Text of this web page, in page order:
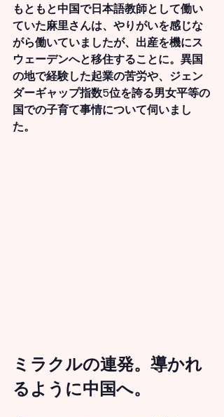
もともと中国で日本語教師として働い
ていた麻里さんは、やりがいを感じな
がら働いていましたが、出産を機にス
ウェーデンへと移住することに。異国
の地で経験した起業の苦労や、ジェン
ダーギャップ指数5位を誇る男女平等の
国での子育て事情について伺いまし
た。
ミラクルの連発。導かれ
るように中国へ。